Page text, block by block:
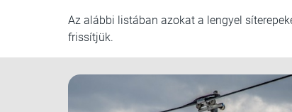
Az alábbi listában azokat a lengyel
frissítjük.